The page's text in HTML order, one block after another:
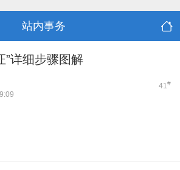
站内事务
”详细步骤图解
41#